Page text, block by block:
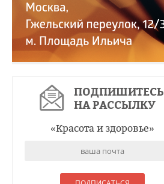
ПОДПИШИТЕСЬ
НА РАССЫЛКУ
«Красота и здоровье»